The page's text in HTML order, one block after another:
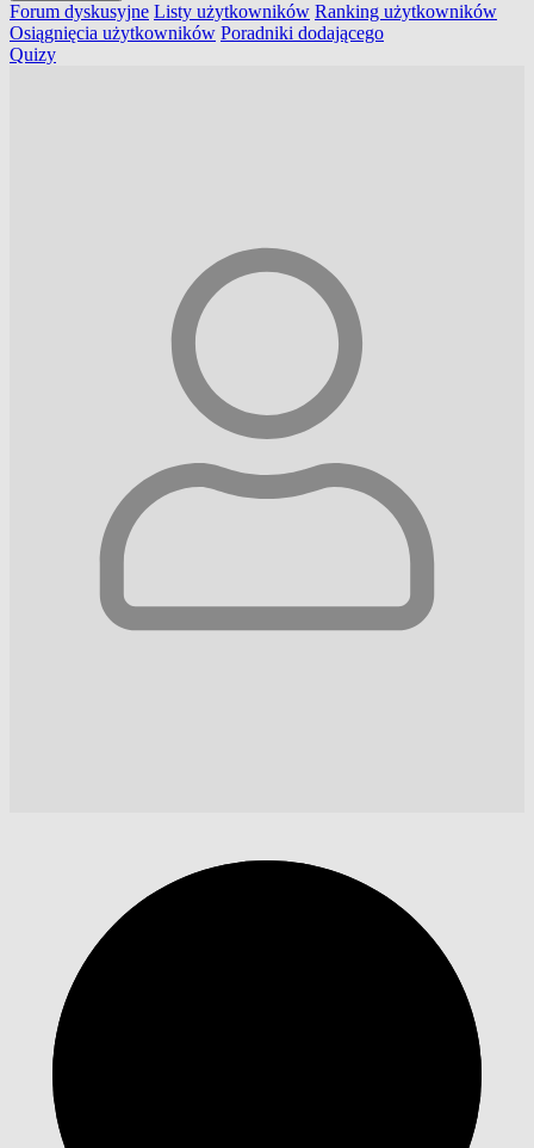
Forum dyskusyjne Listy użytkowników Ranking użytkowników
Osiągnięcia użytkowników Poradniki dodającego
Quizy